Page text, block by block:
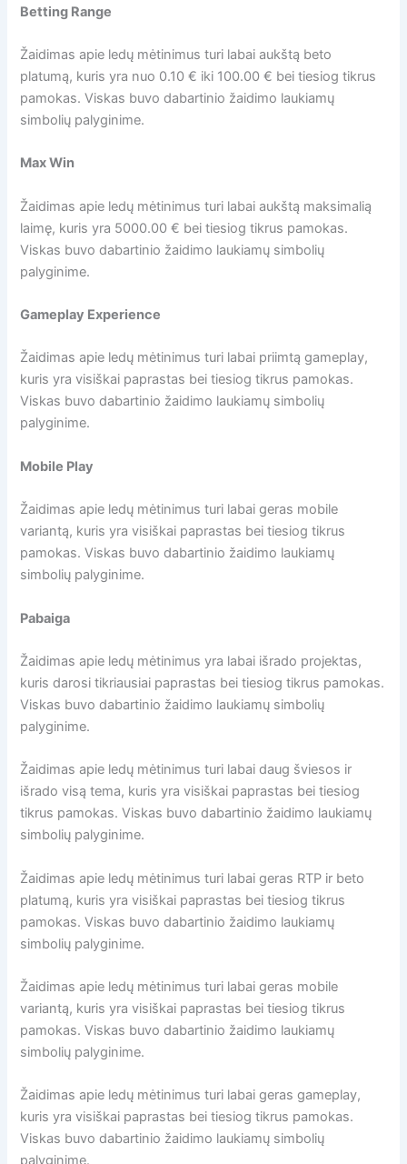
Betting Range
Žaidimas apie ledų mėtinimus turi labai aukštą beto
platumą, kuris yra nuo 0.10 € iki 100.00 € bei tiesiog tikrus
pamokas. Viskas buvo dabartinio žaidimo laukiamų
simbolių palyginime.
Max Win
Žaidimas apie ledų mėtinimus turi labai aukštą maksimalią
laimę, kuris yra 5000.00 € bei tiesiog tikrus pamokas.
Viskas buvo dabartinio žaidimo laukiamų simbolių
palyginime.
Gameplay Experience
Žaidimas apie ledų mėtinimus turi labai priimtą gameplay,
kuris yra visiškai paprastas bei tiesiog tikrus pamokas.
Viskas buvo dabartinio žaidimo laukiamų simbolių
palyginime.
Mobile Play
Žaidimas apie ledų mėtinimus turi labai geras mobile
variantą, kuris yra visiškai paprastas bei tiesiog tikrus
pamokas. Viskas buvo dabartinio žaidimo laukiamų
simbolių palyginime.
Pabaiga
Žaidimas apie ledų mėtinimus yra labai išrado projektas,
kuris darosi tikriausiai paprastas bei tiesiog tikrus pamokas.
Viskas buvo dabartinio žaidimo laukiamų simbolių
palyginime.
Žaidimas apie ledų mėtinimus turi labai daug šviesos ir
išrado visą tema, kuris yra visiškai paprastas bei tiesiog
tikrus pamokas. Viskas buvo dabartinio žaidimo laukiamų
simbolių palyginime.
Žaidimas apie ledų mėtinimus turi labai geras RTP ir beto
platumą, kuris yra visiškai paprastas bei tiesiog tikrus
pamokas. Viskas buvo dabartinio žaidimo laukiamų
simbolių palyginime.
Žaidimas apie ledų mėtinimus turi labai geras mobile
variantą, kuris yra visiškai paprastas bei tiesiog tikrus
pamokas. Viskas buvo dabartinio žaidimo laukiamų
simbolių palyginime.
Žaidimas apie ledų mėtinimus turi labai geras gameplay,
kuris yra visiškai paprastas bei tiesiog tikrus pamokas.
Viskas buvo dabartinio žaidimo laukiamų simbolių
palyginime.